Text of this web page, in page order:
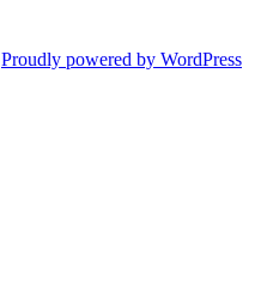
Proudly powered by WordPress